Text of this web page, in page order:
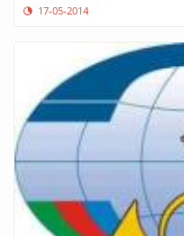
17-05-2014